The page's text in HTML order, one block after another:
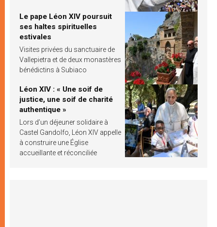
Le pape Léon XIV poursuit
ses haltes spirituelles
estivales
Visites privées du sanctuaire de
Vallepietra et de deux monastères
bénédictins à Subiaco
Léon XIV : « Une soif de
justice, une soif de charité
authentique »
Lors d’un déjeuner solidaire à
Castel Gandolfo, Léon XIV appelle
à construire une Église
accueillante et réconciliée